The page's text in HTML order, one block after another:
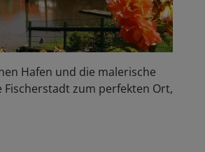
Hafen und die malerische
zum perfekten Ort,